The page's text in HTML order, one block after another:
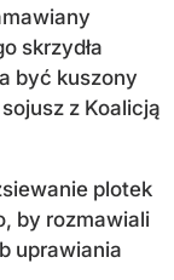
skrzydła
być kuszony
z Koalicją
plotek
by rozmawiali
uprawiania